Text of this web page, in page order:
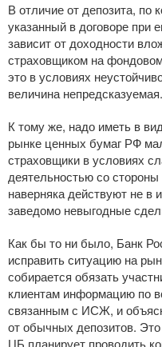
В отличие от депозита, по
указанный в договоре при
зависит от доходности
страховщиком на
это в условиях
величина непредсказуемая.
К тому же, надо иметь в
рынке ценных бумаг РФ
страховщики в условиях
деятельностью со стороны
наверняка действуют не в
заведомо невыгодные
Как бы то ни было, Банк
исправить ситуацию на
собирается обязать
клиентам информацию по
связанным с ИСЖ, и
от обычных депозитов.
ЦБ планирует проводить